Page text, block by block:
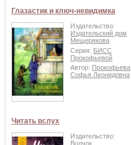
Глазастик и ключ-невидимка
Издательство:
Издательский дом
Мещерякова
Серия: БИСС
Прокофьевой
Автор: Прокофьева
Софья Леонидовна
Читать вслух
Издательство:
Волчок